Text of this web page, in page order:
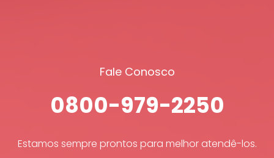
Fale Conosco
0800-979-2250
Estamos sempre prontos para melhor atendê-los.